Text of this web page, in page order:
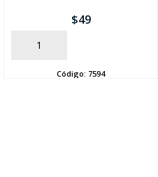
$49
AÑADIR
Código: 7594